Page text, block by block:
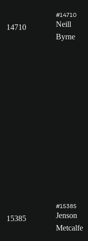
14710
#14710
Neill
Byrne
15385
#15385
Jenson
Metcalfe